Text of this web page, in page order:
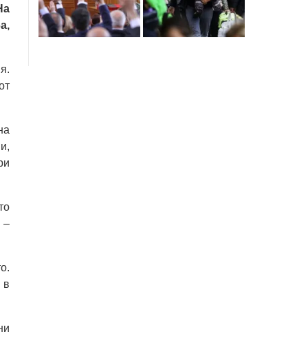
–
в